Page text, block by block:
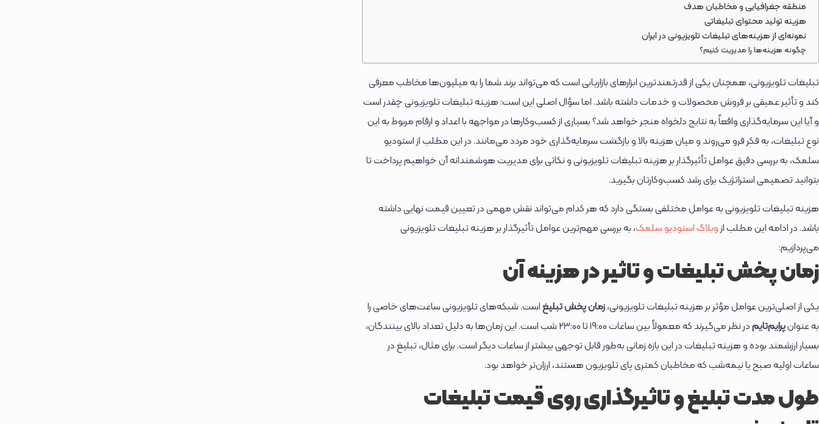
منطقه جغرافیایی و مخاطبان هدف
هزینه تولید محتوای تبلیغاتی
نمونه‌ای از هزینه‌های تبلیغات تلویزیونی در ایران
چگونه هزینه‌ها را مدیریت کنیم؟
تبلیغات تلویزیونی، همچنان یکی از قدرتمندترین ابزارهای بازاریابی است که می‌تواند برند شما را به میلیون‌ها مخاطب معرفی
کند و تأثیر عمیقی بر فروش محصولات و خدمات داشته باشد. اما سؤال اصلی این است: هزینه تبلیغات تلویزیونی چقدر است
و آیا این سرمایه‌گذاری واقعاً به نتایج دلخواه منجر خواهد شد؟ بسیاری از کسب‌وکارها در مواجهه با اعداد و ارقام مربوط به این
نوع تبلیغات، به فکر فرو می‌روند و میان هزینه بالا و بازگشت سرمایه‌گذاری خود مردد می‌مانند. در این مطلب از استودیو
سلمک، به بررسی دقیق عوامل تأثیرگذار بر هزینه تبلیغات تلویزیونی و نکاتی برای مدیریت هوشمندانه آن خواهیم پرداخت تا
بتوانید تصمیمی استراتژیک برای رشد کسب‌وکارتان بگیرید.
هزینه تبلیغات تلویزیونی به عوامل مختلفی بستگی دارد که هر کدام می‌تواند نقش مهمی در تعیین قیمت نهایی داشته
باشد. در ادامه این مطلب ازوبلاگ استودیو سلمک، به بررسی مهم‌ترین عوامل تأثیرگذار بر هزینه تبلیغات تلویزیونی
می‌پردازیم:
زمان پخش تبلیغات و تاثیر در هزینه آن
یکی از اصلی‌ترین عوامل مؤثر بر هزینه تبلیغات تلویزیونی،زمان پخش تبلیغاست. شبکه‌های تلویزیونی ساعت‌های خاصی را
به عنوانپرایم‌تایم
در نظر می‌گیرند که معمولاً بین ساعات 19:00 تا 23:00 شب است. این زمان‌ها به دلیل تعداد بالای بینندگان،
بسیار ارزشمند بوده و هزینه تبلیغات در این بازه زمانی به‌طور قابل توجهی بیشتر از ساعات دیگر است. برای مثال، تبلیغ در
ساعات اولیه صبح یا نیمه‌شب که مخاطبان کمتری پای تلویزیون هستند، ارزان‌تر خواهد بود.
طول مدت تبلیغ و تاثیرگذاری روی قیمت تبلیغات